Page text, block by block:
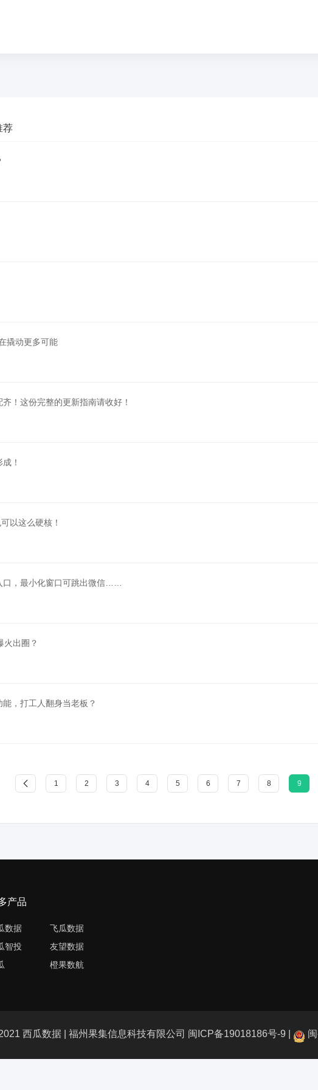
荐
撬动更多可能
！这份完整的更新指南请收好！
！
以这么硬核！
口，最小化窗口可跳出微信……
火出圈？
，打工人翻身当老板？
1 2 3 4 5 6 7 8 9
产品
数据
智投
飞瓜数据
友望数据
橙果数航
西瓜数据 | 福州果集信息科技有限公司 闽ICP备19018186号-9